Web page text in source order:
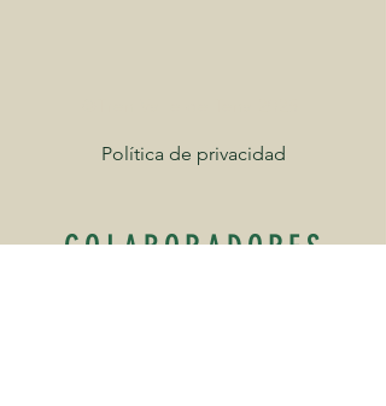
Política de privacidad
COLABORADORES